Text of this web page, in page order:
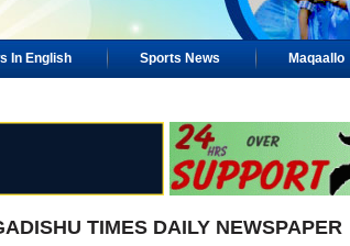
In English Sports News Maqaallo
TIMES DAILY NEWSPAPER